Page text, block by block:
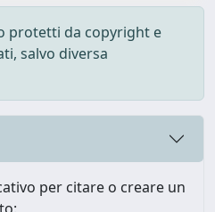
protetti da copyright e
salvo diversa
per citare o creare un